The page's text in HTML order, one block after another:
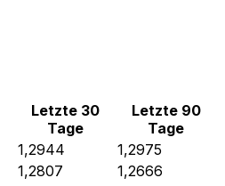
Letzte 30
Tage
Letzte 90
Tage
1,2944
1,2975
1,2807
1,2666